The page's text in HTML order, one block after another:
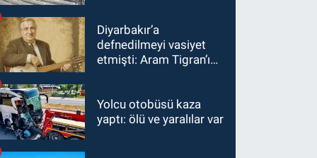
Diyarbakır’a
defnedilmeyi vasiyet
etmişti: Aram Tigran’ın
Yolcu otobüsü kaza
yaptı: ölü ve yaralılar var